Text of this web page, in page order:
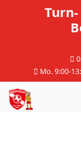
Mo. 9:00-